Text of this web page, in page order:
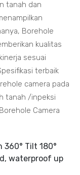
tanah dan
Borehole
kualitas
sesuai
terbaik
camera pada
tanah /inpeksi
Camera
360° Tilt 180°
waterproof up